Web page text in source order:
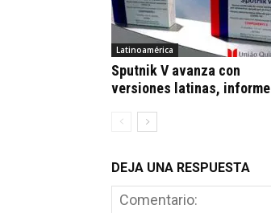
Latinoamérica
Sputnik V avanza con
versiones latinas, informe
DEJA UNA RESPUESTA